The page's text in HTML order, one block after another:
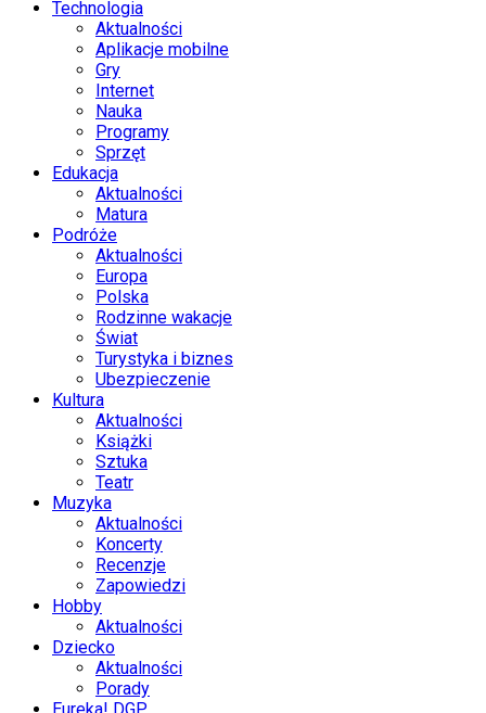
Technologia
Aktualności
Aplikacje mobilne
Gry
Internet
Nauka
Programy
Sprzęt
Edukacja
Aktualności
Matura
Podróże
Aktualności
Europa
Polska
Rodzinne wakacje
Świat
Turystyka i biznes
Ubezpieczenie
Kultura
Aktualności
Książki
Sztuka
Teatr
Muzyka
Aktualności
Koncerty
Recenzje
Zapowiedzi
Hobby
Aktualności
Dziecko
Aktualności
Porady